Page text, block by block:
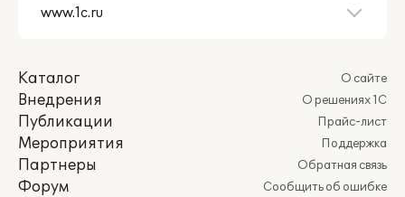
Каталог
Внедрения
Публикации
Мероприятия
Партнеры
Форум
О сайте
О решениях 1С
Прайс-лист
Поддержка
Обратная связь
Сообщить об ошибке